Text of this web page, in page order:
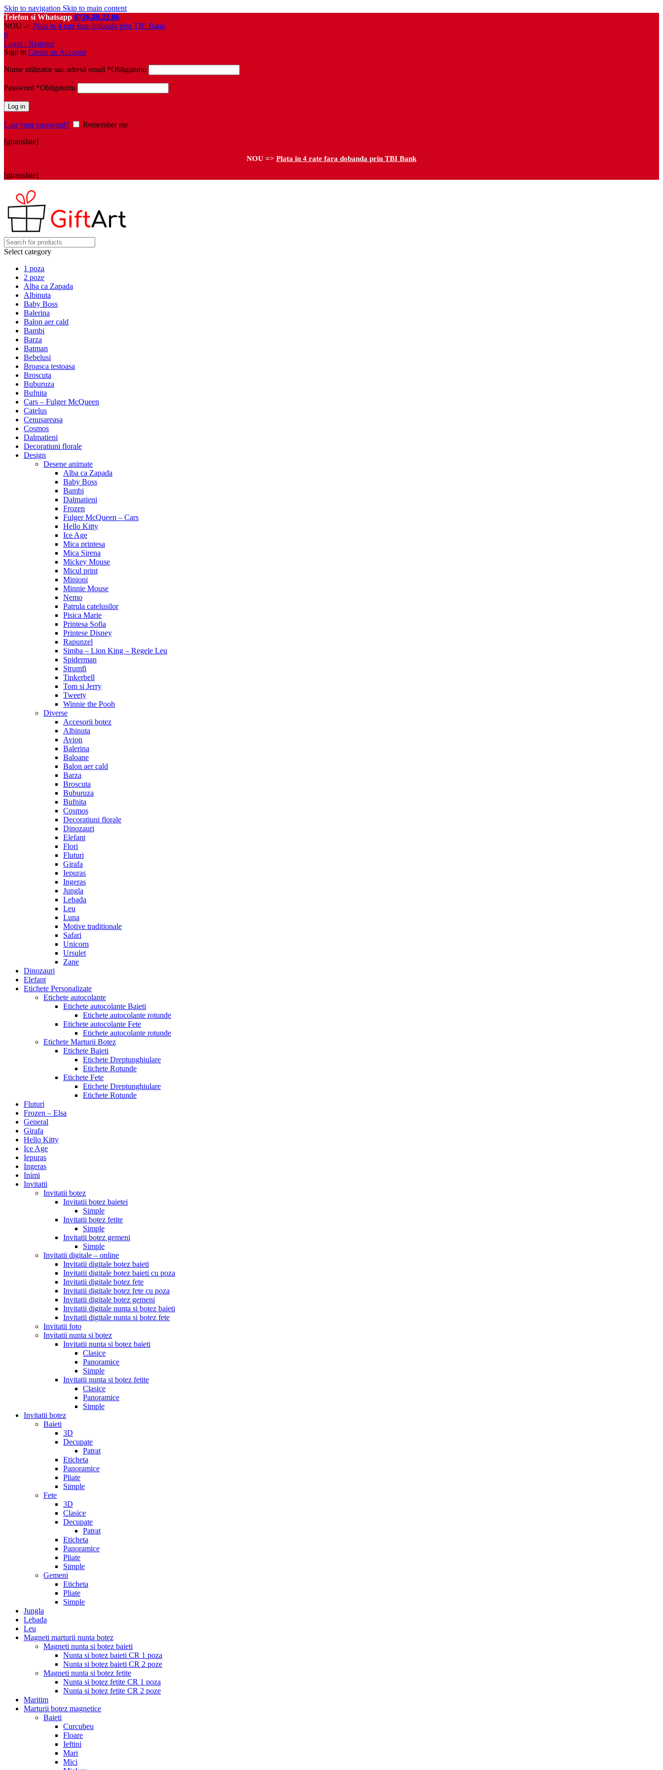
Skip to navigation Skip to main content
Telefon si Whatsapp 0726.88.22.86
NOU -> Plata in 4 rate fara dobanda prin TBI Bank
0
Login / Register
Sign in Create an Account
Nume utilizator sau adresă email *Obligatoriu
Password *Obligatoriu
Log in
Lost your password?
Remember me
[gtranslate]
NOU => Plata in 4 rate fara dobanda prin TBI Bank
[gtranslate]
Select category
1 poza
2 poze
Alba ca Zapada
Albinuta
Baby Boss
Balerina
Balon aer cald
Bambi
Barza
Batman
Bebelusi
Broasca testoasa
Broscuta
Buburuza
Bufnita
Cars – Fulger McQueen
Catelus
Cenusareasa
Cosmos
Dalmatieni
Decoratiuni florale
Design
Desene animate
Alba ca Zapada
Baby Boss
Bambi
Dalmatieni
Frozen
Fulger McQueen – Cars
Hello Kitty
Ice Age
Mica printesa
Mica Sirena
Mickey Mouse
Micul print
Minioni
Minnie Mouse
Nemo
Patrula catelusilor
Pisica Marie
Printesa Sofia
Printese Disney
Rapunzel
Simba – Lion King – Regele Leu
Spiderman
Strumfi
Tinkerbell
Tom si Jerry
Tweety
Winnie the Pooh
Diverse
Accesorii botez
Albinuta
Avion
Balerina
Baloane
Balon aer cald
Barza
Broscuta
Buburuza
Bufnita
Cosmos
Decoratiuni florale
Dinozauri
Elefant
Flori
Fluturi
Girafa
Iepuras
Ingeras
Jungla
Lebada
Leu
Luna
Motive traditionale
Safari
Unicorn
Ursulet
Zane
Dinozauri
Elefant
Etichete Personalizate
Etichete autocolante
Etichete autocolante Baieti
Etichete autocolante rotunde
Etichete autocolante Fete
Etichete autocolante rotunde
Etichete Marturii Botez
Etichete Baieti
Etichete Dreptunghiulare
Etichete Rotunde
Etichete Fete
Etichete Dreptunghiulare
Etichete Rotunde
Fluturi
Frozen – Elsa
General
Girafa
Hello Kitty
Ice Age
Iepuras
Ingeras
Inimi
Invitatii
Invitatii botez
Invitatii botez baietei
Simple
Invitatii botez fetite
Simple
Invitatii botez gemeni
Simple
Invitatii digitale – online
Invitatii digitale botez baieti
Invitatii digitale botez baieti cu poza
Invitatii digitale botez fete
Invitatii digitale botez fete cu poza
Invitatii digitale botez gemeni
Invitatii digitale nunta si botez baieti
Invitatii digitale nunta si botez fete
Invitatii foto
Invitatii nunta si botez
Invitatii nunta si botez baieti
Clasice
Panoramice
Simple
Invitatii nunta si botez fetite
Clasice
Panoramice
Simple
Invitatii botez
Baieti
3D
Decupate
Patrat
Eticheta
Panoramice
Pliate
Simple
Fete
3D
Clasice
Decupate
Patrat
Eticheta
Panoramice
Pliate
Simple
Gemeni
Eticheta
Pliate
Simple
Jungla
Lebada
Leu
Magneti marturii nunta botez
Magneti nunta si botez baieti
Nunta si botez baieti CR 1 poza
Nunta si botez baieti CR 2 poze
Magneti nunta si botez fetite
Nunta si botez fetite CR 1 poza
Nunta si botez fetite CR 2 poze
Maritim
Marturii botez magnetice
Baieti
Curcubeu
Floare
Ieftini
Mari
Mici